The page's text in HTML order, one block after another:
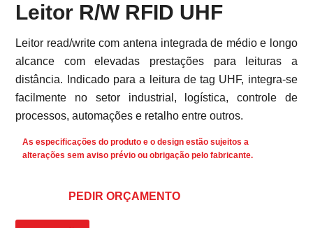
Leitor R/W RFID UHF
Leitor read/write com antena integrada de médio e longo
alcance com elevadas prestações para leituras a
distância. Indicado para a leitura de tag UHF, integra-se
facilmente no setor industrial, logística, controle de
processos, automações e retalho entre outros.
As especificações do produto e o design estão sujeitos a
alterações sem aviso prévio ou obrigação pelo fabricante.
PEDIR ORÇAMENTO